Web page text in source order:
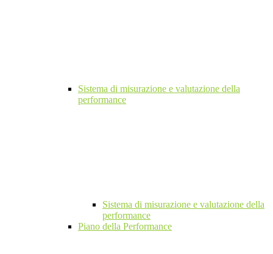
Sistema di misurazione e valutazione della
performance
Sistema di misurazione e valutazione della
performance
Piano della Performance